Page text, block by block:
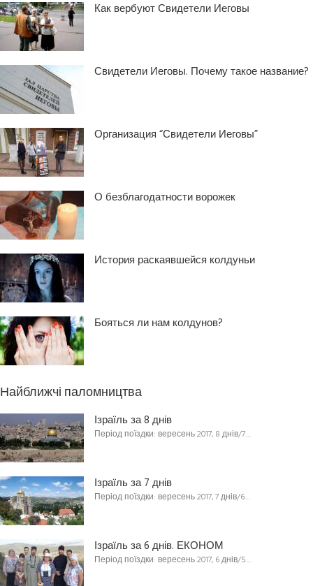
Как вербуют Свидетели Иеговы
Свидетели Иеговы. Почему такое название?
Организация “Свидетели Иеговы”
О безблагодатности ворожек
История раскаявшейся колдуньи
Бояться ли нам колдунов?
Найближчі паломництва
Ізраїль за 8 днів
Період поїздки: вересень 2017, 8 днів/7…
Ізраїль за 7 днів
Період поїздки: вересень 2017, 7 днів/6…
Ізраїль за 6 днів. ЕКОНОМ
Період поїздки: вересень 2017, 6 днів/5…